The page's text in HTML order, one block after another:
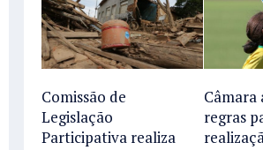
Comissão de
Legislação
Participativa realiza
Câmara
regras